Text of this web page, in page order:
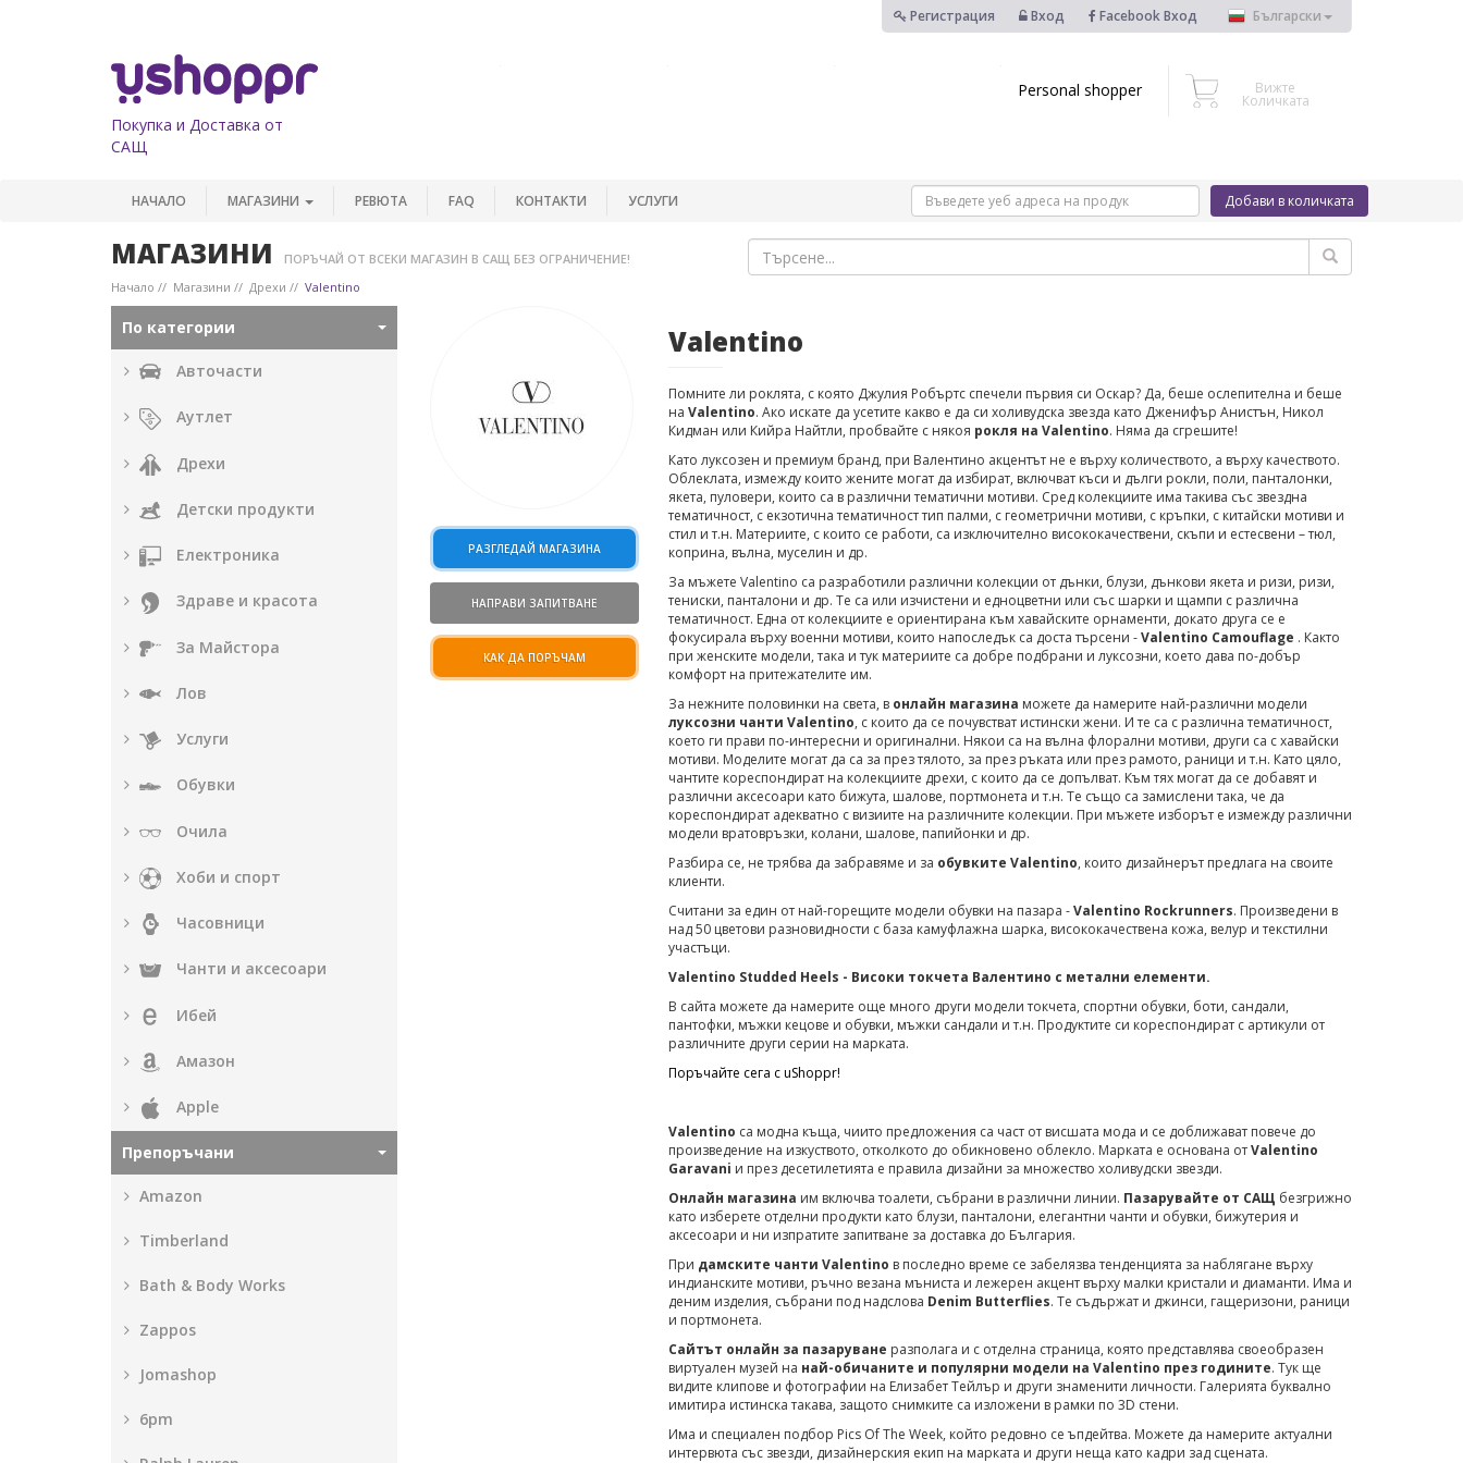
Регистрация Вход Facebook Вход Български
Покупка и Доставка от
САЩ
Personal shopper Вижте
Количката
Добави в количката
НАЧАЛО МАГАЗИНИ РЕВЮТА FAQ КОНТАКТИ УСЛУГИ
МАГАЗИНИ
ПОРЪЧАЙ ОТ ВСЕКИ МАГАЗИН В САЩ БЕЗ ОГРАНИЧЕНИЕ!
Начало
Магазини Дрехи Valentino
По категории
Авточасти
Аутлет
Дрехи
Детски продукти
Електроника
Здраве и красота
За Майстора
Лов
Услуги
Обувки
Очила
Хоби и спорт
Часовници
Чанти и аксесоари
Ибей
Амазон
Apple
Препоръчани
Amazon
Timberland
Bath & Body Works
Zappos
Jomashop
6pm
РАЗГЛЕДАЙ МАГАЗИНА
НАПРАВИ ЗАПИТВАНЕ
КАК ДА ПОРЪЧАМ
Valentino
Помните ли роклята, с която Джулия Робъртс спечели първия си Оскар? Да, беше ослепителна и беше
на Valentino. Ако искате да усетите какво е да си холивудска звезда като Дженифър Анистън, Никол
Кидман или Кийра Найтли, пробвайте с някоя рокля на Valentino. Няма да сгрешите!
Като луксозен и премиум бранд, при Валентино акцентът не е върху количеството, а върху качеството.
Облеклата, измежду които жените могат да избират, включват къси и дълги рокли, поли, панталонки,
якета, пуловери, които са в различни тематични мотиви. Сред колекциите има такива със звездна
тематичност, с екзотична тематичност тип палми, с геометрични мотиви, с кръпки, с китайски мотиви и
стил и т.н. Материите, с които се работи, са изключително висококачествени, скъпи и естесвени – тюл,
коприна, вълна, муселин и др.
За мъжете Valentino са разработили различни колекции от дънки, блузи, дънкови якета и ризи, ризи,
тениски, панталони и др. Те са или изчистени и едноцветни или със шарки и щампи с различна
тематичност. Една от колекциите е ориентирана към хавайските орнаменти, докато друга се е
фокусирала върху военни мотиви, които напоследък са доста търсени -Valentino Camouflage . Както
при женските модели, така и тук материите са добре подбрани и луксозни, което дава по-добър
комфорт на притежателите им.
За нежните половинки на света, в онлайн магазина можете да намерите най-различни модели
луксозни чанти Valentino, с които да се почувстват истински жени. И те са с различна тематичност,
което ги прави по-интересни и оригинални. Някои са на вълна флорални мотиви, други са с хавайски
мотиви. Моделите могат да са за през тялото, за през ръката или през рамото, раници и т.н. Като цяло,
чантите кореспондират на колекциите дрехи, с които да се допълват. Към тях могат да се добавят и
различни аксесоари като бижута, шалове, портмонета и т.н. Те също са замислени така, че да
кореспондират адекватно с визиите на различните колекции. При мъжете изборът е измежду различни
модели вратовръзки, колани, шалове, папийонки и др.
Разбира се, не трябва да забравяме и за обувките Valentino, които дизайнерът предлага на своите
клиенти.
Считани за един от най-горещите модели обувки на пазара -Valentino Rockrunners. Произведени в
над 50 цветови разновидности с база камуфлажна шарка, висококачествена кожа, велур и текстилни
участъци.
Valentino Studded Heels - Високи токчета Валентино с метални елементи.
В сайта можете да намерите още много други модели токчета, спортни обувки, боти, сандали,
пантофки, мъжки кецове и обувки, мъжки сандали и т.н. Продуктите си кореспондират с артикули от
различните други серии на марката.
Поръчайте сега с uShoppr!
Valentino са модна къща, чиито предложения са част от висшата мода и се доближават повече до
произведение на изкуството, отколкото до обикновено облекло. Марката е основана отValentino
Garavani и през десетилетията е правила дизайни за множество холивудски звезди.
Онлайн магазина им включва тоалети, събрани в различни линии. Пазарувайте от САЩ безгрижно
като изберете отделни продукти като блузи, панталони, елегантни чанти и обувки, бижутерия и
аксесоари и ни изпратите запитване за доставка до България.
При дамските чанти Valentino в последно време се забелязва тенденцията за наблягане върху
индианските мотиви, ръчно везана мъниста и лежерен акцент върху малки кристали и диаманти. Има и
деним изделия, събрани под надслова Denim Butterflies. Те съдържат и джинси, гащеризони, раници
и портмонета.
Сайтът онлайн за пазаруване разполага и с отделна страница, която представлява своеобразен
виртуален музей на най-обичаните и популярни модели на Valentino през годините. Тук ще
видите клипове и фотографии на Елизабет Тейлър и други знаменити личности. Галерията буквално
имитира истинска такава, защото снимките са изложени в рамки по 3D стени.
Има и специален подбор Pics Of The Week, който редовно се ъпдейтва. Можете да намерите актуални
интервюта със звезди, дизайнерския екип на марката и други неща като кадри зад сцената.